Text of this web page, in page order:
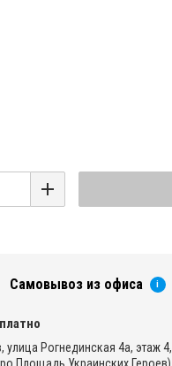
Самовывоз из офиса i
улица Рогнединская 4а, этаж 4,